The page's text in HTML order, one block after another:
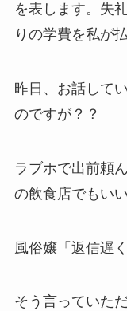
を表します。失
りの学費を私が
昨日、お話して
のですが？？
ラブホで出前頼
の飲食店でもい
そう言っていた